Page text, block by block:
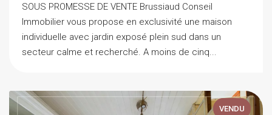
SOUS PROMESSE DE VENTE Brussiaud Conseil
Immobilier vous propose en exclusivité une maison
individuelle avec jardin exposé plein sud dans un
secteur calme et recherché. A moins de cinq...
VENDU